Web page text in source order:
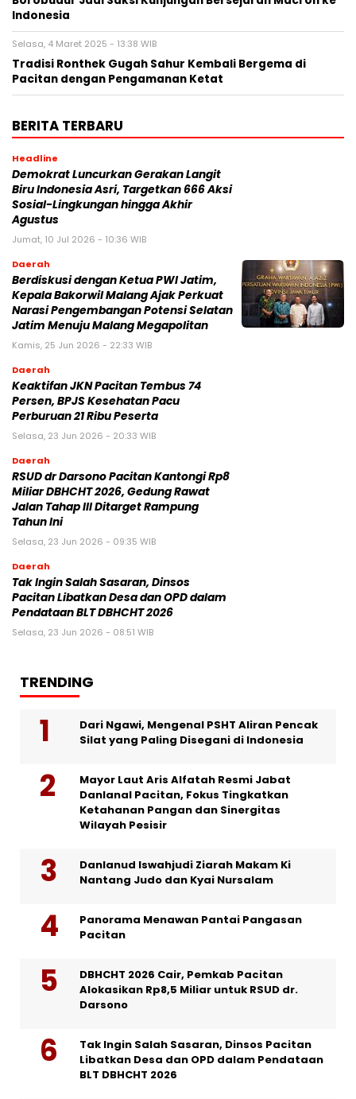
Indonesia
Selasa, 4 Maret 2025 - 13:38 WIB
Tradisi Ronthek Gugah Sahur Kembali Bergema di
Pacitan dengan Pengamanan Ketat
BERITA TERBARU
Headline
Demokrat Luncurkan Gerakan Langit
Biru Indonesia Asri, Targetkan 666 Aksi
Sosial-Lingkungan hingga Akhir
Agustus
Jumat, 10 Jul 2026 - 10:36 WIB
Daerah
Berdiskusi dengan Ketua PWI Jatim,
Kepala Bakorwil Malang Ajak Perkuat
Narasi Pengembangan Potensi Selatan
Jatim Menuju Malang Megapolitan
Kamis, 25 Jun 2026 - 22:33 WIB
Daerah
Keaktifan JKN Pacitan Tembus 74
Persen, BPJS Kesehatan Pacu
Perburuan 21 Ribu Peserta
Selasa, 23 Jun 2026 - 20:33 WIB
Daerah
RSUD dr Darsono Pacitan Kantongi Rp8
Miliar DBHCHT 2026, Gedung Rawat
Jalan Tahap III Ditarget Rampung
Tahun Ini
Selasa, 23 Jun 2026 - 09:35 WIB
Daerah
Tak Ingin Salah Sasaran, Dinsos
Pacitan Libatkan Desa dan OPD dalam
Pendataan BLT DBHCHT 2026
Selasa, 23 Jun 2026 - 08:51 WIB
TRENDING
Dari Ngawi, Mengenal PSHT Aliran Pencak
Silat yang Paling Disegani di Indonesia
Mayor Laut Aris Alfatah Resmi Jabat
Danlanal Pacitan, Fokus Tingkatkan
Ketahanan Pangan dan Sinergitas
Wilayah Pesisir
Danlanud Iswahjudi Ziarah Makam Ki
Nantang Judo dan Kyai Nursalam
Panorama Menawan Pantai Pangasan
Pacitan
DBHCHT 2026 Cair, Pemkab Pacitan
Alokasikan Rp8,5 Miliar untuk RSUD dr.
Darsono
Tak Ingin Salah Sasaran, Dinsos Pacitan
Libatkan Desa dan OPD dalam Pendataan
BLT DBHCHT 2026